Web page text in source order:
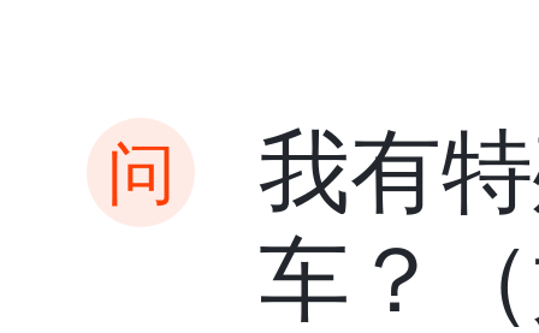
我有
车？